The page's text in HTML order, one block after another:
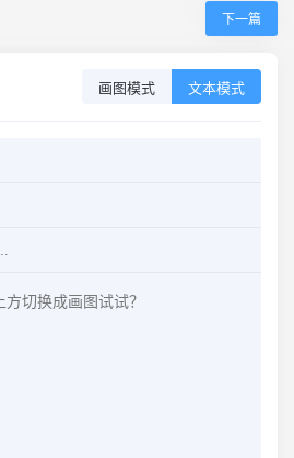
下一篇
画图模式 文本模式